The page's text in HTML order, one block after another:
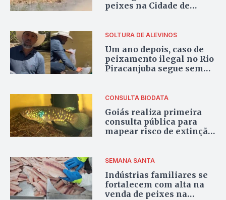
peixes na Cidade de
SOLTURA DE ALEVINOS
Um ano depois, caso de
peixamento ilegal no Rio
Piracanjuba segue sem
CONSULTA BIODATA
Goiás realiza primeira
consulta pública para
mapear risco de extinção
SEMANA SANTA
Indústrias familiares se
fortalecem com alta na
venda de peixes na